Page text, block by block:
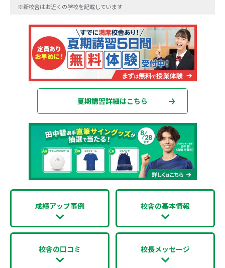
※新校舎はお近くの学校を記載しています
夏期講習詳細はこちら
成績アップ事例 校舎の基本情報
校舎の口コミ 校長メッセージ